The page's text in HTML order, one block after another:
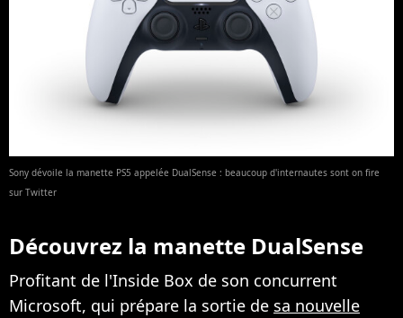
Sony dévoile la manette PS5 appelée DualSense : beaucoup d'internautes sont on fire
sur Twitter
Découvrez la manette DualSense
Profitant de l'Inside Box de son concurrent
Microsoft, qui prépare la sortie de sa nouvelle